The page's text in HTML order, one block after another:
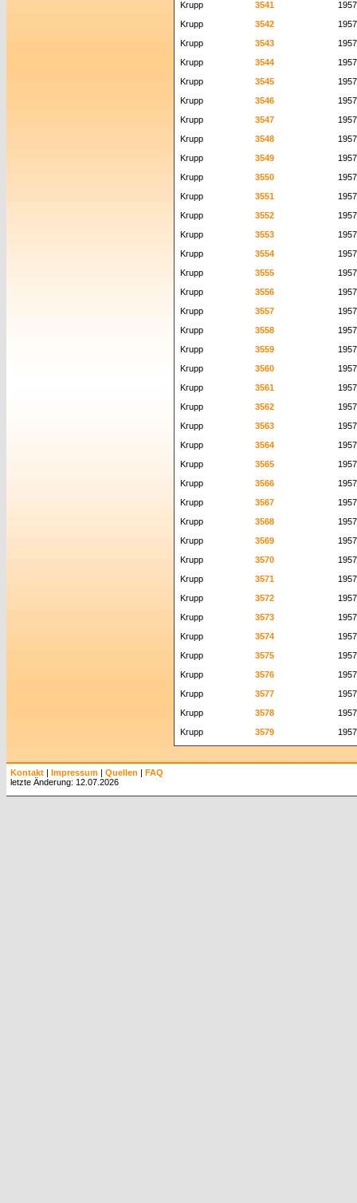
Krupp
3541
1957
Krupp
3542
1957
Krupp
3543
1957
Krupp
3544
1957
Krupp
3545
1957
Krupp
3546
1957
Krupp
3547
1957
Krupp
3548
1957
Krupp
3549
1957
Krupp
3550
1957
Krupp
3551
1957
Krupp
3552
1957
Krupp
3553
1957
Krupp
3554
1957
Krupp
3555
1957
Krupp
3556
1957
Krupp
3557
1957
Krupp
3558
1957
Krupp
3559
1957
Krupp
3560
1957
Krupp
3561
1957
Krupp
3562
1957
Krupp
3563
1957
Krupp
3564
1957
Krupp
3565
1957
Krupp
3566
1957
Krupp
3567
1957
Krupp
3568
1957
Krupp
3569
1957
Krupp
3570
1957
Krupp
3571
1957
Krupp
3572
1957
Krupp
3573
1957
Krupp
3574
1957
Krupp
3575
1957
Krupp
3576
1957
Krupp
3577
1957
Krupp
3578
1957
Krupp
3579 1957
Kontakt | Impressum | Quellen | FAQ
letzte Änderung: 12.07.2026